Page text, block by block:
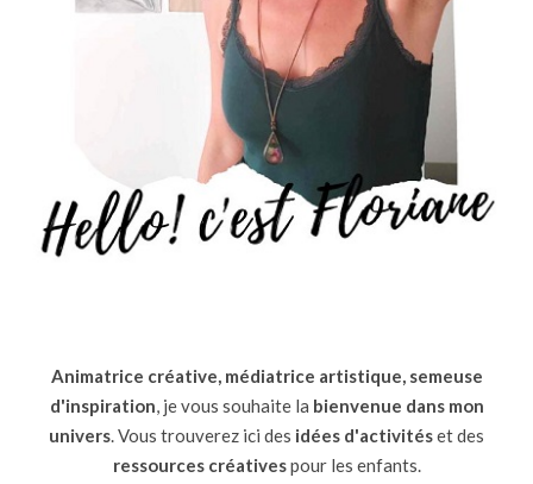
Animatrice créative, médiatrice artistique, semeuse
d'inspiration, je vous souhaite la bienvenue dans mon
univers. Vous trouverez ici des idées d'activitéset des
ressources créativespour les enfants.